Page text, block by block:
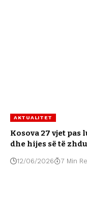
AKTUALITET
Kosova 27 vjet
dhe hijes së të
12/06/2026 7 Min